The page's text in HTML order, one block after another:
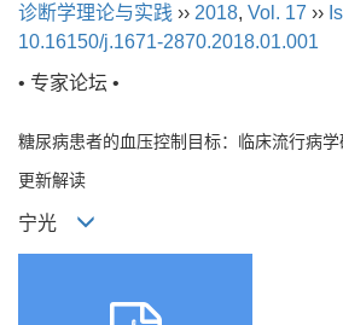
诊断学理论与实践 ›› 2018, Vol. 17 ››
10.16150/j.1671-2870.2018.01.001
• 专家论坛 •
糖尿病患者的血压控制目标：临床流行病
更新解读
宁光